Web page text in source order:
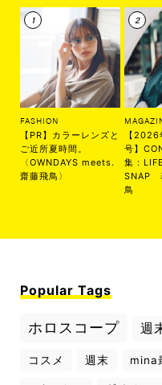
FASHION
【PR】カラーレンズと
ご近所夏時間。
〈OWNDAYS meets.
齋藤飛鳥〉
【
号】
集：
SNAP
鳥
Popular Tags
ホロスコープ 週
コスメ 週末 mina